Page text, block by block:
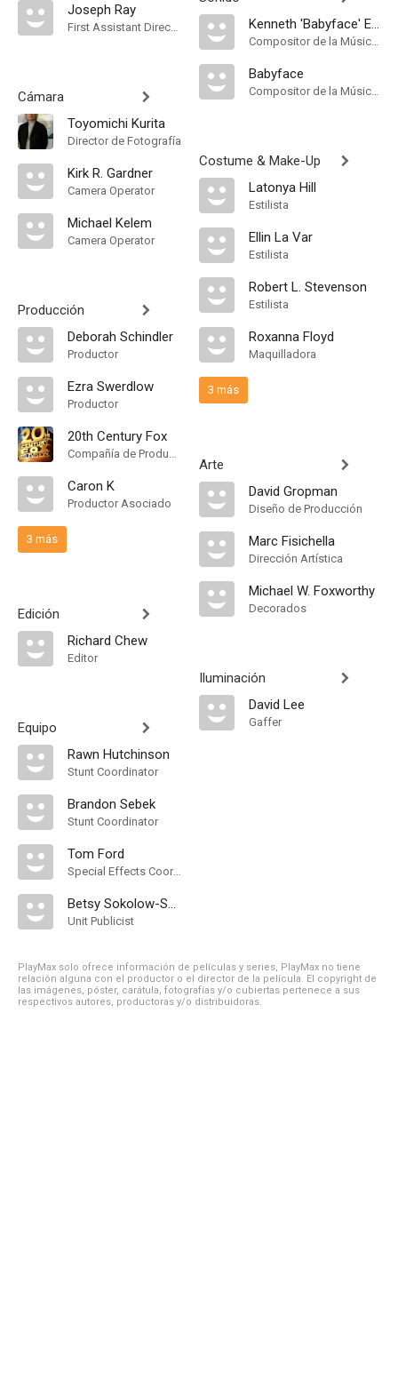
Joseph Ray
First Assistant Director
Cámara
Toyomichi Kurita
Director de Fotografía
Kirk R. Gardner
Camera Operator
Michael Kelem
Camera Operator
Producción
Deborah Schindler
Productor
Ezra Swerdlow
Productor
20th Century Fox
Compañía de Produccion
Caron K
Productor Asociado
3 más
Edición
Richard Chew
Editor
Equipo
Rawn Hutchinson
Stunt Coordinator
Brandon Sebek
Stunt Coordinator
Tom Ford
Special Effects Coordinator
Betsy Sokolow-Sherman
Unit Publicist
Kenneth 'Babyface' Edmonds
Compositor de la Música Original
Babyface
Compositor de la Música Original
Costume & Make-Up
Latonya Hill
Estilista
Ellin La Var
Estilista
Robert L. Stevenson
Estilista
Roxanna Floyd
Maquilladora
3 más
Arte
David Gropman
Diseño de Producción
Marc Fisichella
Dirección Artística
Michael W. Foxworthy
Decorados
Iluminación
David Lee
Gaffer
PlayMax solo ofrece información de películas y series, PlayMax no tiene
relación alguna con el productor o el director de la película. El copyright de
las imágenes, póster, carátula, fotografías y/o cubiertas pertenece a sus
respectivos autores, productoras y/o distribuidoras.